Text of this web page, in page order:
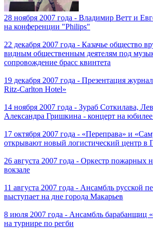
28 ноября 2007 года - Владимир Ветт и
на конференции "Philips"
22 декабря 2007 года - Казачье общество
видным общественным деятелям под
сопровождение брасс квинтета
19 декабря 2007 года - Презентация
Ritz-Carlton Hotel»
14 ноября 2007 года - Зураб Соткилава,
Александра Гришкина - концерт на юбилее
17 октября 2007 года - «Переправа» и
открывают новый логистический центр в
26 августа 2007 года - Оркестр пожарных
вокзале
11 августа 2007 года - Ансамбль русской
выступает на дне города Макарьев
8 июля 2007 года - Ансамбль барабанщиц
на турнире по регби